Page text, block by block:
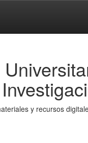
y recursos